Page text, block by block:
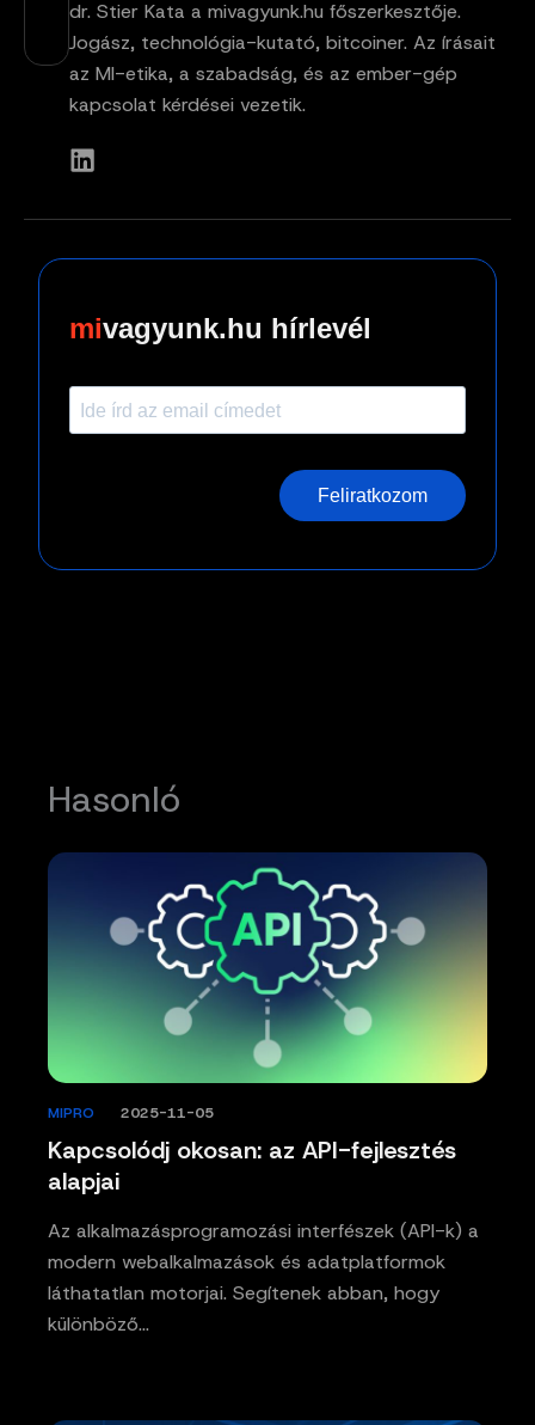
dr. Stier Kata a mivagyunk.hu főszerkesztője.
Jogász, technológia-kutató, bitcoiner. Az írásait
az MI-etika, a szabadság, és az ember-gép
kapcsolat kérdései vezetik.
vagyunk.hu hírlevél
Feliratkozom
Hasonló
Kapcsolódj okosan: az API-fejlesztés
alapjai
MIPRO 2025-11-05
Az alkalmazásprogramozási interfészek (API-k) a
modern webalkalmazások és adatplatformok
láthatatlan motorjai. Segítenek abban, hogy
különböző…